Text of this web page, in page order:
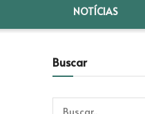
NOTÍCIAS
Buscar